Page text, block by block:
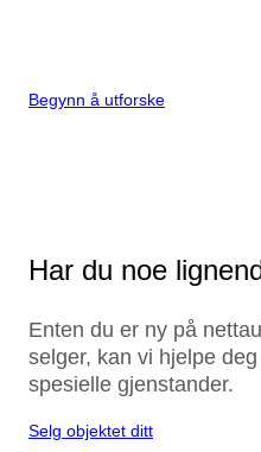
Begynn å utforske
Har du noe
Enten du er ny på
selger, kan vi hjelpe
spesielle gjenstander.
Selg objektet ditt